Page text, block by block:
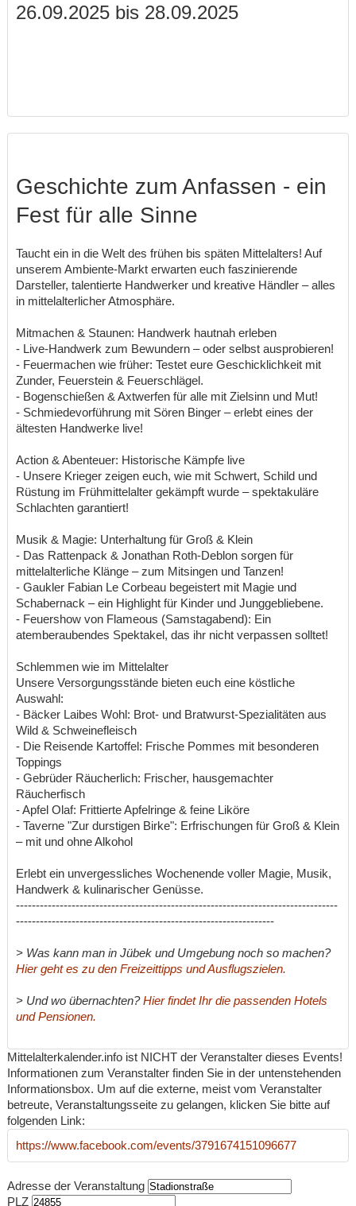
26.09.2025 bis 28.09.2025
Geschichte zum Anfassen - ein
Fest für alle Sinne
Taucht ein in die Welt des frühen bis späten Mittelalters! Auf
unserem Ambiente-Markt erwarten euch faszinierende
Darsteller, talentierte Handwerker und kreative Händler – alles
in mittelalterlicher Atmosphäre.
Mitmachen & Staunen: Handwerk hautnah erleben
- Live-Handwerk zum Bewundern – oder selbst ausprobieren!
- Feuermachen wie früher: Testet eure Geschicklichkeit mit
Zunder, Feuerstein & Feuerschlägel.
- Bogenschießen & Axtwerfen für alle mit Zielsinn und Mut!
- Schmiedevorführung mit Sören Binger – erlebt eines der
ältesten Handwerke live!
Action & Abenteuer: Historische Kämpfe live
- Unsere Krieger zeigen euch, wie mit Schwert, Schild und
Rüstung im Frühmittelalter gekämpft wurde – spektakuläre
Schlachten garantiert!
Musik & Magie: Unterhaltung für Groß & Klein
- Das Rattenpack & Jonathan Roth-Deblon sorgen für
mittelalterliche Klänge – zum Mitsingen und Tanzen!
- Gaukler Fabian Le Corbeau begeistert mit Magie und
Schabernack – ein Highlight für Kinder und Junggebliebene.
- Feuershow von Flameous (Samstagabend): Ein
atemberaubendes Spektakel, das ihr nicht verpassen solltet!
Schlemmen wie im Mittelalter
Unsere Versorgungsstände bieten euch eine köstliche
Auswahl:
- Bäcker Laibes Wohl: Brot- und Bratwurst-Spezialitäten aus
Wild & Schweinefleisch
- Die Reisende Kartoffel: Frische Pommes mit besonderen
Toppings
- Gebrüder Räucherlich: Frischer, hausgemachter
Räucherfisch
- Apfel Olaf: Frittierte Apfelringe & feine Liköre
- Taverne "Zur durstigen Birke": Erfrischungen für Groß & Klein
– mit und ohne Alkohol
Erlebt ein unvergessliches Wochenende voller Magie, Musik,
Handwerk & kulinarischer Genüsse.
---------------------------------------------------------------------------------
-----------------------------------------------------------------
> Was kann man in Jübek und Umgebung noch so machen?
Hier geht es zu den Freizeittipps und Ausflugszielen.
> Und wo übernachten?Hier findet Ihr die passenden Hotels
und Pensionen.
Mittelalterkalender.info ist NICHT der Veranstalter dieses Events!
Informationen zum Veranstalter finden Sie in der untenstehenden
Informationsbox. Um auf die externe, meist vom Veranstalter
betreute, Veranstaltungsseite zu gelangen, klicken Sie bitte auf
folgenden Link:
https://www.facebook.com/events/3791674151096677
Adresse der Veranstaltung
PLZ